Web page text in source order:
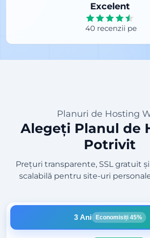
Excelent
40 recenzii pe
Planuri de Hosting
Alegeți Planul de
Potrivit
Prețuri transparente, SSL gratuit
scalabilă pentru site-uri
3 Ani Economisiți 45%